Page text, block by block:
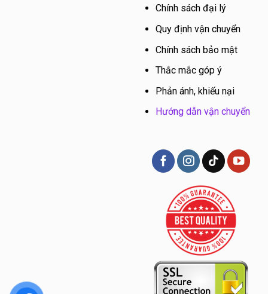
Chính sách đại lý
Quy định vận chuyển
Chính sách bảo mật
Thắc mắc góp ý
Phản ánh, khiếu nại
Hướng dẫn vận chuyển